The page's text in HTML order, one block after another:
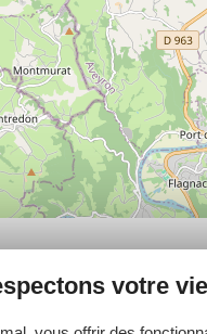
votre